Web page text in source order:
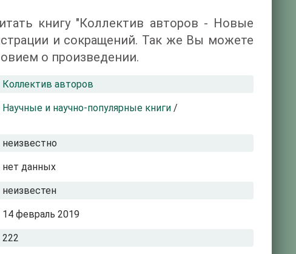
книгу "Коллектив авторов - Новые
и сокращений. Так же Вы можете
о произведении.
Коллектив авторов
Научные и научно-популярные книги /
неизвестно
нет данных
неизвестен
14 февраль 2019
222